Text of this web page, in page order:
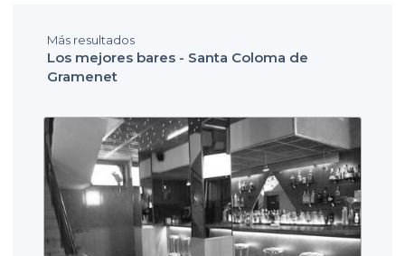
Más resultados
Los mejores bares - Santa Coloma de
Gramenet